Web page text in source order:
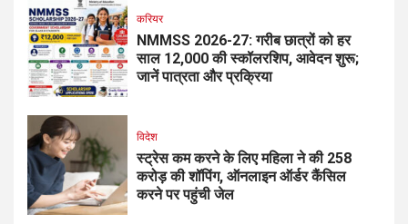
करियर
NMMSS 2026-27: गरीब छात्रों को हर
साल ₹12,000 की स्कॉलरशिप, आवेदन शुरू;
जानें पात्रता और प्रक्रिया
विदेश
स्ट्रेस कम करने के लिए महिला ने की ₹258
करोड़ की शॉपिंग, ऑनलाइन ऑर्डर कैंसिल
करने पर पहुंची जेल